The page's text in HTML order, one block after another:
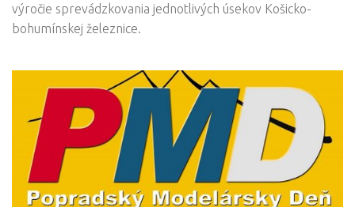
výročie sprevádzkovania jednotlivých úsekov Košicko-
bohumínskej železnice.